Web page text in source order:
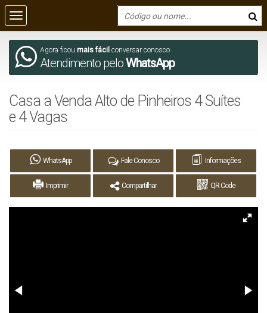
Agora ficou mais fácil conversar conosco
Atendimento peloWhatsApp
Casa a Venda Alto de Pinheiros 4 Suítes
e 4 Vagas
WhatsApp Fale Conosco Informações
Imprimir Compartilhar QR Code